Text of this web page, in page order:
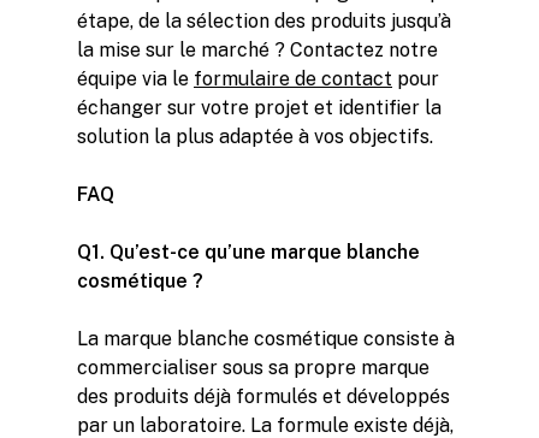
étape, de la sélection des produits jusqu’à
la mise sur le marché ? Contactez notre
équipe via le formulaire de contact pour
échanger sur votre projet et identifier la
solution la plus adaptée à vos objectifs.
FAQ
Q1. Qu’est-ce qu’une marque blanche
cosmétique ?
La marque blanche cosmétique consiste à
commercialiser sous sa propre marque
des produits déjà formulés et développés
par un laboratoire. La formule existe déjà,